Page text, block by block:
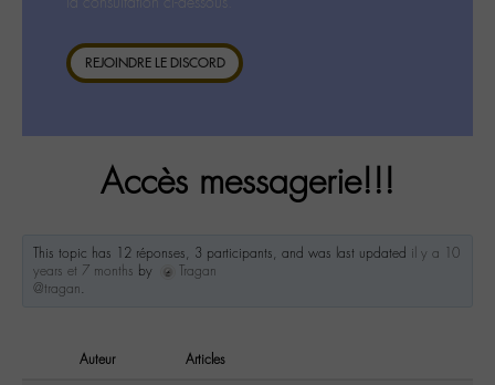
REJOINDRE LE DISCORD
Accès messagerie!!!
This topic has 12 réponses, 3 participants, and was last updated il y a 10
years et 7 months by
Tragan
@tragan.
Auteur Articles